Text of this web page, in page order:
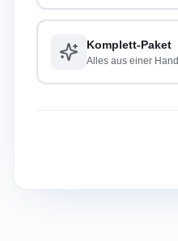
Komplett-Paket
Alles aus einer Hand